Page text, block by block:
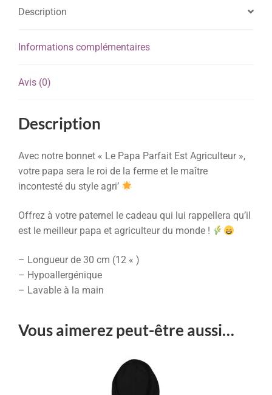
Description
Informations complémentaires
Avis (0)
Description
Avec notre bonnet « Le Papa Parfait Est Agriculteur »,
votre papa sera le roi de la ferme et le maître
incontesté du style agri’
Offrez à votre paternel le cadeau qui lui rappellera qu’il
est le meilleur papa et agriculteur du monde !
– Longueur de 30 cm (12 « )
– Hypoallergénique
– Lavable à la main
Vous aimerez peut-être aussi…